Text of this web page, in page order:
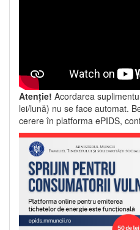
Atenție! Acordarea
lei/lună) nu se face automat.
cerere în platforma ePIDS,